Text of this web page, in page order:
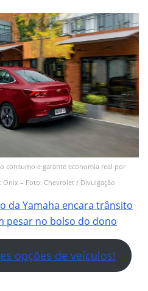
consumo e garante economia real por
– Foto: Chevrolet / Divulgação
da Yamaha encara trânsito
pesar no bolso do dono
opções de veículos!